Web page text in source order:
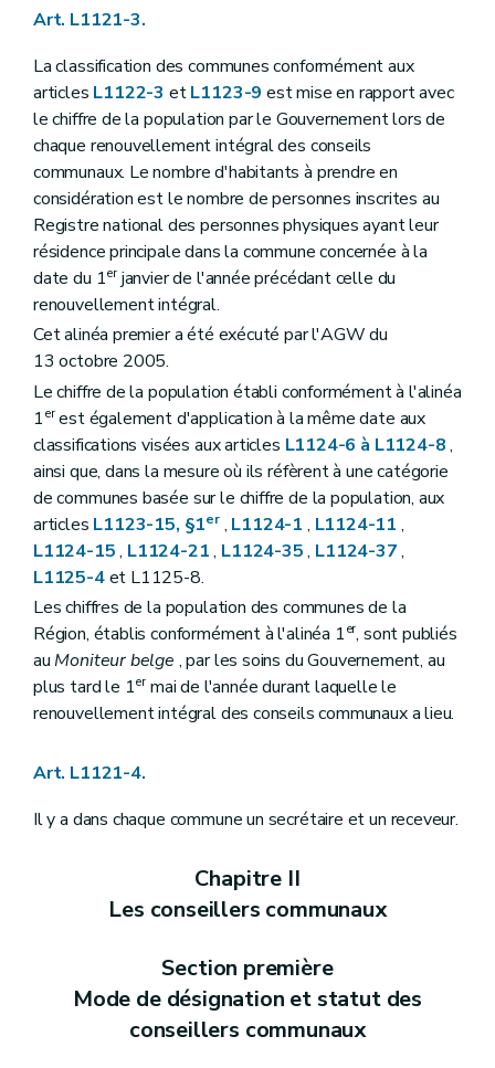
Art. L1126-2
Art. L1126-3
Art. L1126-5
Titre III Actes des autorités communales
Chapitre premier Disposition générale
Art. L1131-1
Chapitre II Rédaction des actes
Art. L1132-1
Art. L1132-2
Art. L1132-3
Art. L1132-4
Art. L1132-5
Chapitre III Publication des actes
Art. L1133-1
Art. L1133-2
Art. L1133-3
Titre IV
Chapitre unique
Art. L1141-1
Art. L1141-2
Art. L1141-3
Art. L1141-4
Art. L1141-5
Art. L1141-6
Art. L1141-7
Art. L1141-8
Art. L1141-9
Art. L1142-10
Art. L1142-11
Art. L1142-12
Livre II Administration de la commune
Titre premier Le personnel communal
Chapitre premier
Dispositions générales
Art. L1211-1
Art. L1212-1
Chapitre III Nomination
Chapitre IV Interdictions
Art. L1214-1
Chapitre V Régime disciplinaire
Art. L1215-2
Art. L1215-3
Art. L1215-4
Art. L1215-5
Art. L1215-6
Art. L1121-3.
La classification des communes conformément aux
articles L1122-3 etL1123-9 est mise en rapport avec
le chiffre de la population par le Gouvernement lors de
chaque renouvellement intégral des conseils
communaux. Le nombre d'habitants à prendre en
considération est le nombre de personnes inscrites au
Registre national des personnes physiques ayant leur
résidence principale dans la commune concernée à la
date du 1erjanvier de l'année précédant celle du
renouvellement intégral.
Cet alinéa premier a été exécuté par l'AGW du
13 octobre 2005.
Le chiffre de la population établi conformément à l'alinéa
1erest également d'application à la même date aux
classifications visées aux articles L1124-6 à L1124-8,
ainsi que, dans la mesure où ils réfèrent à une catégorie
de communes basée sur le chiffre de la population, aux
articles L1123-15, §1er, L1124-1 , L1124-11 ,
L1124-15, L1124-21, L1124-35, L1124-37,
L1125-4et L1125-8.
Les chiffres de la population des communes de la
Région, établis conformément à l'alinéa 1er, sont publiés
auMoniteur belge , par les soins du Gouvernement, au
plus tard le 1ermai de l'année durant laquelle le
renouvellement intégral des conseils communaux a lieu.
Art. L1121-4.
Il y a dans chaque commune un secrétaire et un receveur.
Chapitre II
Les conseillers communaux
Section première
Mode de désignation et statut des
conseillers communaux